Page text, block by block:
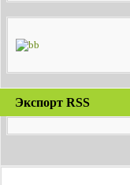
Экспорт RSS